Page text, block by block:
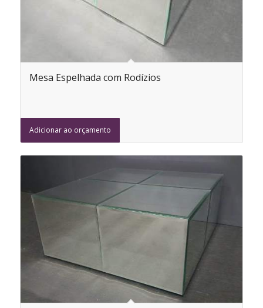
Mesa Espelhada com Rodízios
Adicionar ao orçamento